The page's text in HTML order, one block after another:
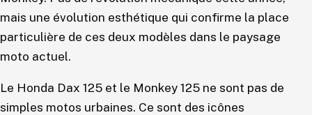
mais une évolution esthétique qui confirme la place
particulière de ces deux modèles dans le paysage
moto actuel.
Le Honda Dax 125 et le Monkey 125 ne sont pas de
simples motos urbaines. Ce sont des icônes